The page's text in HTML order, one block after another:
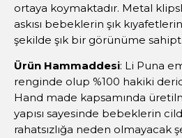
ortaya koymaktadır. Metal
askısı bebeklerin şık
şekilde şık bir görünüme
Ürün Hammaddesi: Li Puna
renginde olup %100 hakiki
Hand made kapsamında
yapısı sayesinde bebeklerin
rahatsızlığa neden olmayacak